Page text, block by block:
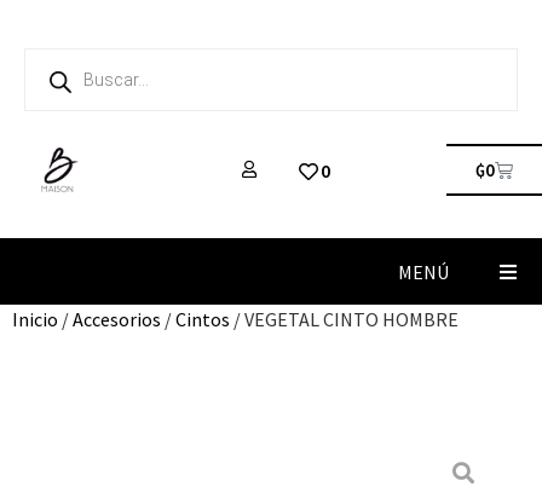
0 ₲0
MENÚ
Inicio /Accesorios /Cintos / VEGETAL CINTO HOMBRE